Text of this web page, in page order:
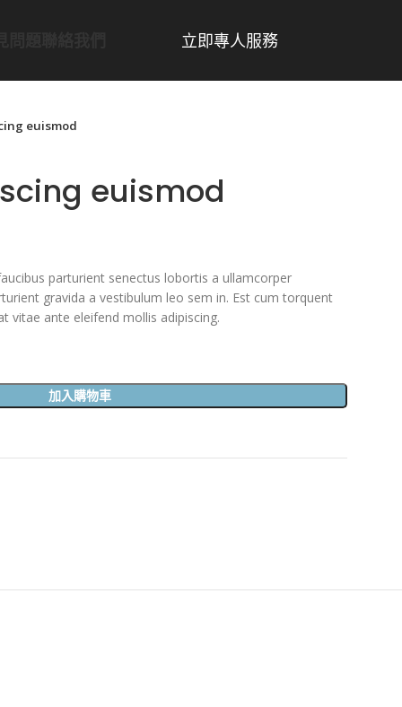
立即專人服務
euismod
euismod
parturient senectus lobortis a ullamcorper
gravida a vestibulum leo sem in. Est cum torquent
vitae ante eleifend mollis adipiscing.
加入購物車